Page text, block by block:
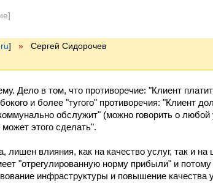
] » Сергей Сидорочев
Дело в том, что противоречие: "Клиент
и более "тугого" противоречия: "Клиент
обслужит" (можно говорить о любой
этого сделать".
влияния, как на качество услуг, так и
"отрегулированную норму прибыли" и
инфраструктуры и повышение качества